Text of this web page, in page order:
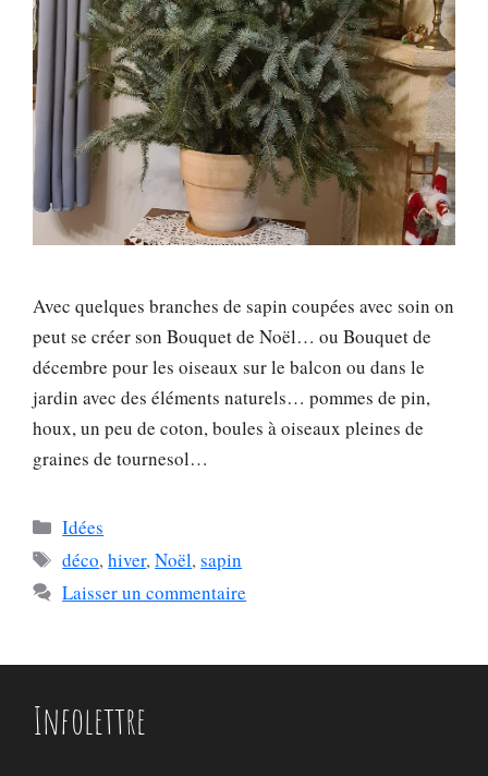
Avec quelques branches de sapin coupées avec soin on
peut se créer son Bouquet de Noël… ou Bouquet de
décembre pour les oiseaux sur le balcon ou dans le
jardin avec des éléments naturels… pommes de pin,
houx, un peu de coton, boules à oiseaux pleines de
graines de tournesol…
Catégories
Idées
Étiquettes
déco,hiver,Noël,sapin
Laisser un commentaire
Infolettre